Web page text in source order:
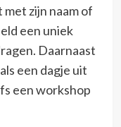
zijn naam of
een uniek
Daarnaast
een dagje uit
een workshop